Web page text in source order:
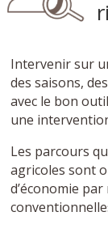
Intervenir sur
des saisons,
avec le bon
une
Les parcours
agricoles sont
d’économie